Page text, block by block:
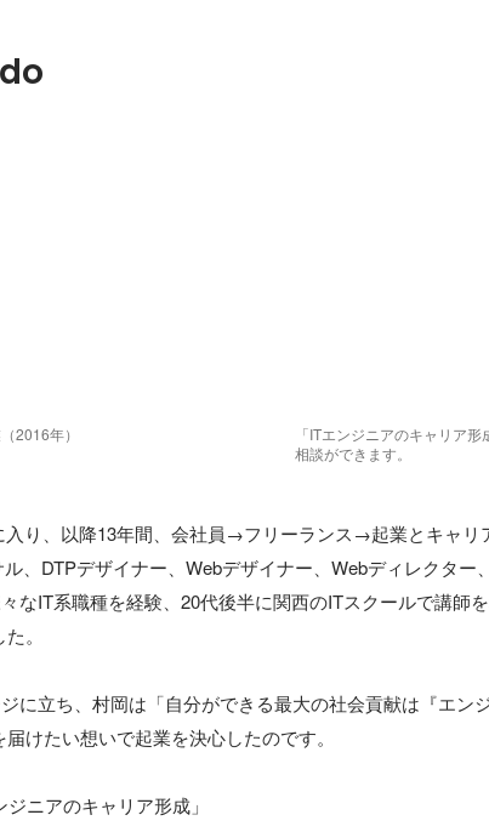
2016年）
「ITエンジニアのキャリア
相談ができます。
り、以降13年間、会社員→フリーランス→起業とキャリ
、DTPデザイナー、Webデザイナー、Webディレクター
なIT系職種を経験、20代後半に関西のITスクールで講師
。
に立ち、村岡は「自分ができる最大の社会貢献は『エン
けたい想いで起業を決心したのです。
ニアのキャリア形成」